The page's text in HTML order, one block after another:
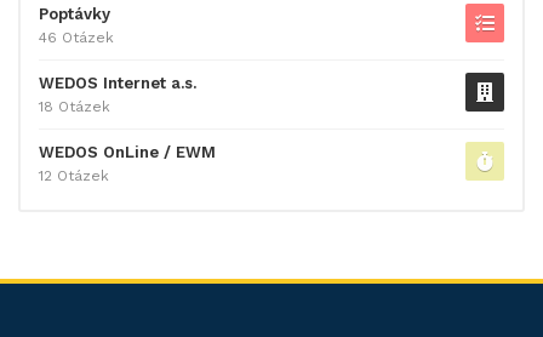
Poptávky
46 Otázek
WEDOS Internet a.s.
18 Otázek
WEDOS OnLine / EWM
12 Otázek